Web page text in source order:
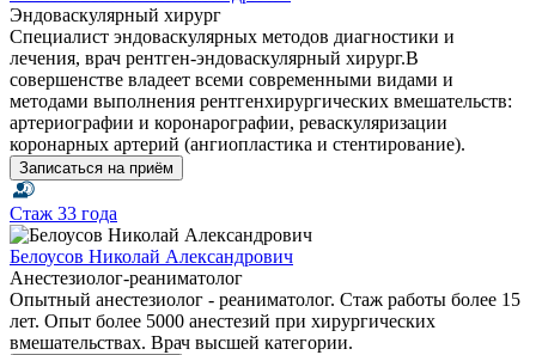
Эндоваскулярный хирург
Специалист эндоваскулярных методов диагностики и
лечения, врач рентген-эндоваскулярный хирург.В
совершенстве владеет всеми современными видами и
методами выполнения рентгенхирургических вмешательств:
артериографии и коронарографии, реваскуляризации
коронарных артерий (ангиопластика и стентирование).
Записаться на приём
Стаж 33 года
Белоусов Николай Александрович
Анестезиолог-реаниматолог
Опытный анестезиолог - реаниматолог. Стаж работы более 15
лет. Опыт более 5000 анестезий при хирургических
вмешательствах. Врач высшей категории.